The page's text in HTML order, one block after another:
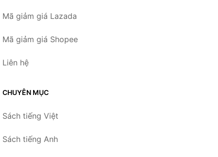
Mã giảm giá Lazada
Mã giảm giá Shopee
Liên hệ
CHUYÊN MỤC
Sách tiếng Việt
Sách tiếng Anh